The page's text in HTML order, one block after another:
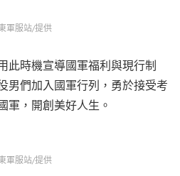
軍服站/提供
此時機宣導國軍福利與現行制
男們加入國軍行列，勇於接受考
軍，開創美好人生。
軍服站/提供